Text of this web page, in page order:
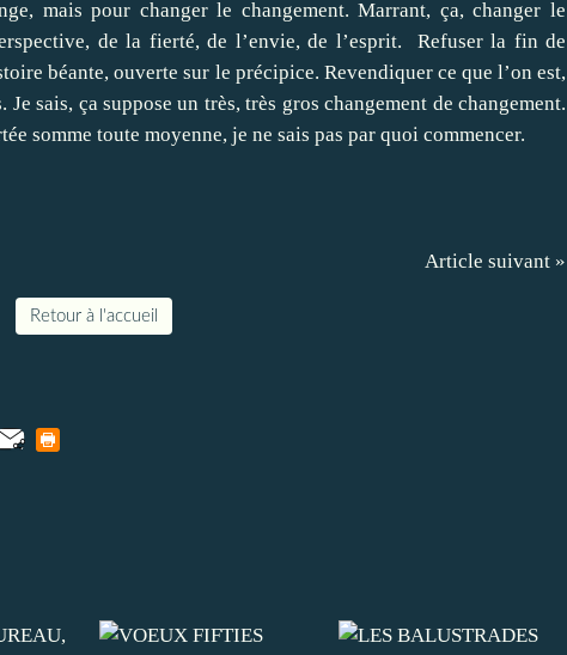
mais pour changer le changement. Marrant, ça, changer le
de la fierté, de l’envie, de l’esprit.
Refuser la fin de
béante, ouverte sur le précipice. Revendiquer ce que l’on est,
sais, ça suppose un très, très gros changement de changement.
somme toute moyenne, je ne sais pas par quoi commencer.
Article suivant »
Retour à l'accueil